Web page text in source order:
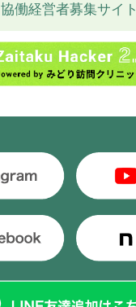
協働経営者募集サイト